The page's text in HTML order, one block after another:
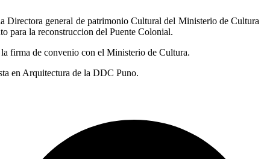
general de patrimonio Cultural del Ministerio de Cultura
para la reconstruccion del Puente Colonial.
firma de convenio con el Ministerio de Cultura.
en Arquitectura de la DDC Puno.